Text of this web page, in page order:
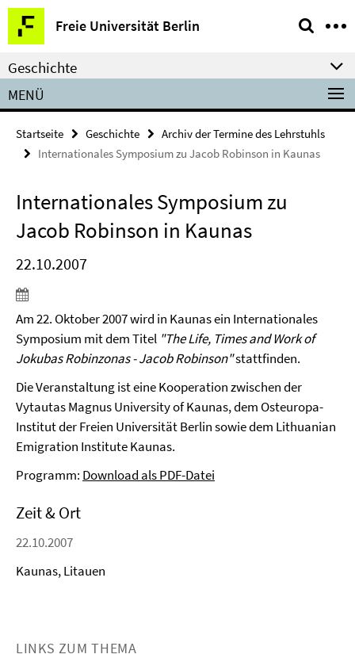
Springe
direkt
zu
Inhalt
Freie Universität Berlin
Service-
Navigation
Geschichte
MENÜ
Startseite Geschichte
Archiv der Termine des Lehrstuhls
Internationales Symposium zu Jacob Robinson in Kaunas
Internationales Symposium zu
Jacob Robinson in Kaunas
22.10.2007
Am 22. Oktober 2007 wird in Kaunas ein Internationales
Symposium mit dem Titel "The Life, Times and Work of
Jokubas Robinzonas - Jacob Robinson"stattfinden.
Die Veranstaltung ist eine Kooperation zwischen der
Vytautas Magnus University of Kaunas, dem Osteuropa-
Institut der Freien Universität Berlin sowie dem Lithuanian
Emigration Institute Kaunas.
Programm: Download als PDF-Datei
Zeit & Ort
22.10.2007
Kaunas, Litauen
LINKS ZUM THEMA